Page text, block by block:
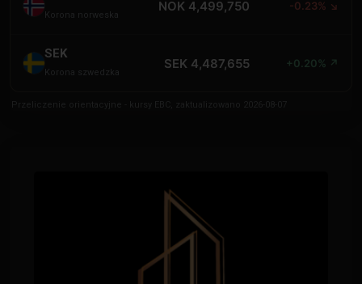
Korona norweska
NOK 4,499,750 -0.23% ↘
SEK
Korona szwedzka
SEK 4,487,655 +0.20% ↗